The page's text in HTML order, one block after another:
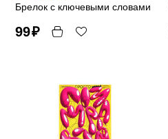
Брелок с ключевыми словами
99₽